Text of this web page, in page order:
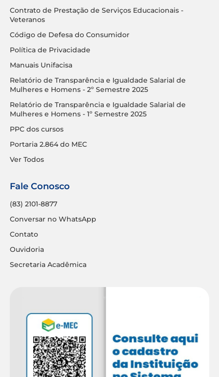
Contrato de Prestação de Serviços Educacionais -
Veteranos
Código de Defesa do Consumidor
Política de Privacidade
Manuais Unifacisa
Relatório de Transparência e Igualdade Salarial de
Mulheres e Homens - 2º Semestre 2025
Relatório de Transparência e Igualdade Salarial de
Mulheres e Homens - 1º Semestre 2025
PPC dos cursos
Portaria 2.864 do MEC
Ver Todos
Fale Conosco
(83) 2101-8877
Conversar no WhatsApp
Contato
Ouvidoria
Secretaria Acadêmica